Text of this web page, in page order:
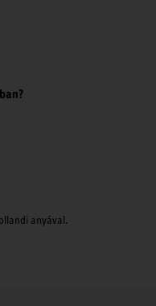
anyával.